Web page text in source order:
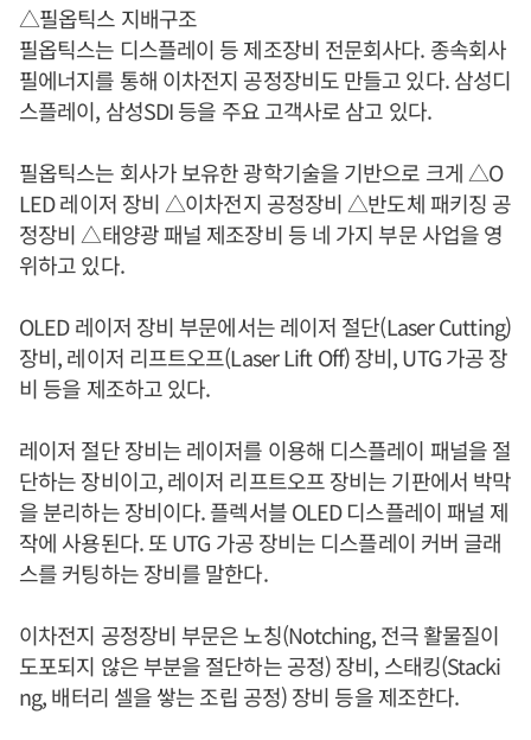
△필옵틱스 지배구조
필옵틱스는 디스플레이 등 제조장비 전문회사다. 종속회사
필에너지를 통해 이차전지 공정장비도 만들고 있다. 삼성디
스플레이, 삼성SDI 등을 주요 고객사로 삼고 있다.
필옵틱스는 회사가 보유한 광학기술을 기반으로 크게 △O
LED 레이저 장비 △이차전지 공정장비 △반도체 패키징 공
정장비 △태양광 패널 제조장비 등 네 가지 부문 사업을 영
위하고 있다.
OLED 레이저 장비 부문에서는 레이저 절단(Laser Cutting)
장비, 레이저 리프트오프(Laser Lift Off) 장비, UTG 가공 장
비 등을 제조하고 있다.
레이저 절단 장비는 레이저를 이용해 디스플레이 패널을 절
단하는 장비이고, 레이저 리프트오프 장비는 기판에서 박막
을 분리하는 장비이다. 플렉서블 OLED 디스플레이 패널 제
작에 사용된다. 또 UTG 가공 장비는 디스플레이 커버 글래
스를 커팅하는 장비를 말한다.
이차전지 공정장비 부문은 노칭(Notching, 전극 활물질이
도포되지 않은 부분을 절단하는 공정) 장비, 스태킹(Stacki
ng, 배터리 셀을 쌓는 조립 공정) 장비 등을 제조한다.